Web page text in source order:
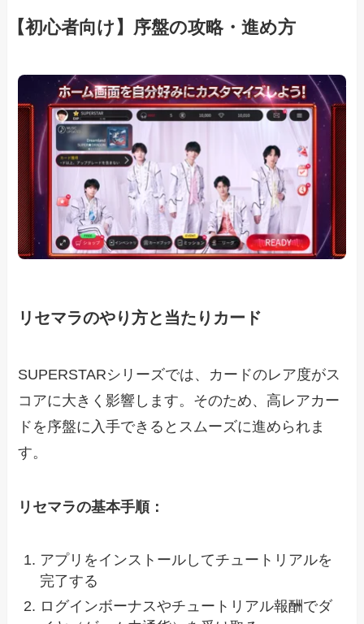
【初心者向け】序盤の攻略・進め方
リセマラのやり方と当たりカード
SUPERSTARシリーズでは、カードのレア度がス
コアに大きく影響します。そのため、高レアカー
ドを序盤に入手できるとスムーズに進められま
す。
リセマラの基本手順：
アプリをインストールしてチュートリアルを
完了する
ログインボーナスやチュートリアル報酬でダ